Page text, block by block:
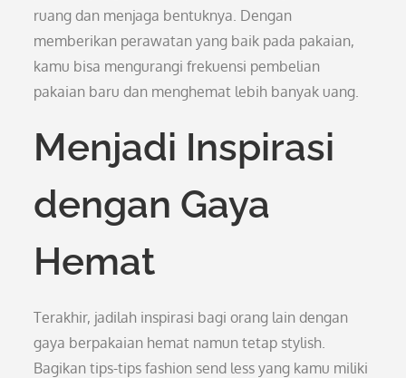
ruang dan menjaga bentuknya. Dengan
memberikan perawatan yang baik pada pakaian,
kamu bisa mengurangi frekuensi pembelian
pakaian baru dan menghemat lebih banyak uang.
Menjadi Inspirasi
dengan Gaya
Hemat
Terakhir, jadilah inspirasi bagi orang lain dengan
gaya berpakaian hemat namun tetap stylish.
Bagikan tips-tips fashion send less yang kamu miliki